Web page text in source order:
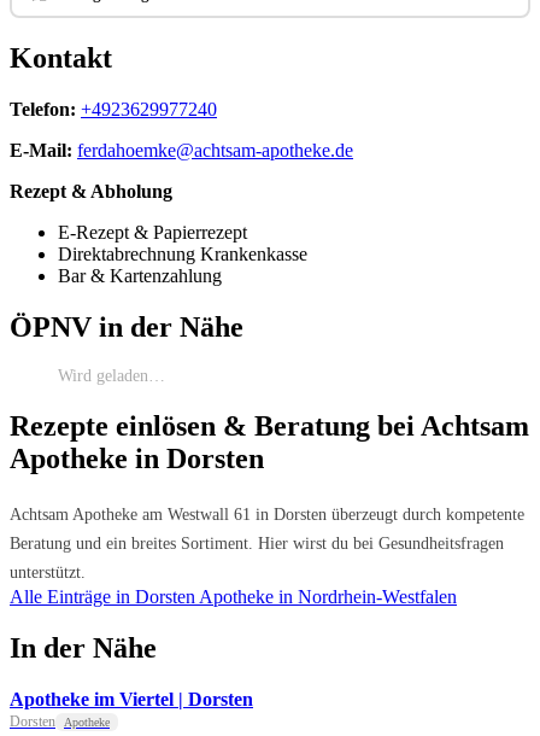
Kontakt
Telefon: +4923629977240
E-Mail: ferdahoemke@achtsam-apotheke.de
Rezept & Abholung
E-Rezept & Papierrezept
Direktabrechnung Krankenkasse
Bar & Kartenzahlung
ÖPNV in der Nähe
Wird geladen…
Rezepte einlösen & Beratung bei Achtsam
Apotheke in Dorsten
Achtsam Apotheke am Westwall 61 in Dorsten überzeugt durch kompetente
Beratung und ein breites Sortiment. Hier wirst du bei Gesundheitsfragen
unterstützt.
Alle Einträge in Dorsten Apotheke in Nordrhein-Westfalen
In der Nähe
Apotheke im Viertel | Dorsten
Dorsten Apotheke